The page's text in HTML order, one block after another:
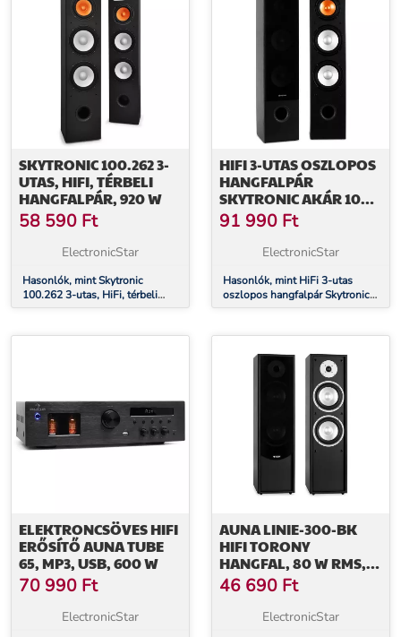
SKYTRONIC 100.262 3-
UTAS, HIFI, TÉRBELI
HANGFALPÁR, 920 W
58 590 Ft
ElectronicStar
Hasonlók, mint Skytronic
100.262 3-utas, HiFi, térbeli
hangfalpár, 920 W
HIFI 3-UTAS OSZLOPOS
HANGFALPÁR
SKYTRONIC AKÁR 1000
W
91 990 Ft
ElectronicStar
Hasonlók, mint HiFi 3-utas
oszlopos hangfalpár Skytronic
akár 1000 W
ELEKTRONCSÖVES HIFI
ERŐSÍTŐ AUNA TUBE
65, MP3, USB, 600 W
70 990 Ft
ElectronicStar
AUNA LINIE-300-BK
HIFI TORONY
HANGFAL, 80 W RMS,
FEKETE
46 690 Ft
ElectronicStar